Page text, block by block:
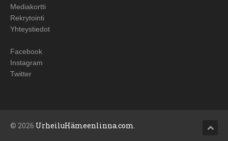
Mediakortti
Rekrytointi
Yhteystiedot
Facebook
Instagram
Twitter
© 2026 UrheiluHämeenlinna.com